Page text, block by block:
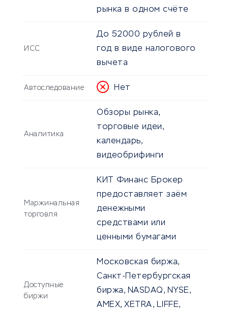
рынка в одном счёте
ИСС
До 52000 рублей в
год в виде налогового
вычета
Автоследование Нет
Аналитика
Обзоры рынка,
торговые идеи,
календарь,
видеобрифинги
Маржинальная
торговля
КИТ Финанс Брокер
предоставляет заём
денежными
средствами или
ценными бумагами
Доступные
биржи
Московская биржа,
Санкт-Петербургская
биржа, NASDAQ, NYSE,
AMEX, XETRA, LIFFE,